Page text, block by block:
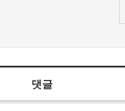
댓글